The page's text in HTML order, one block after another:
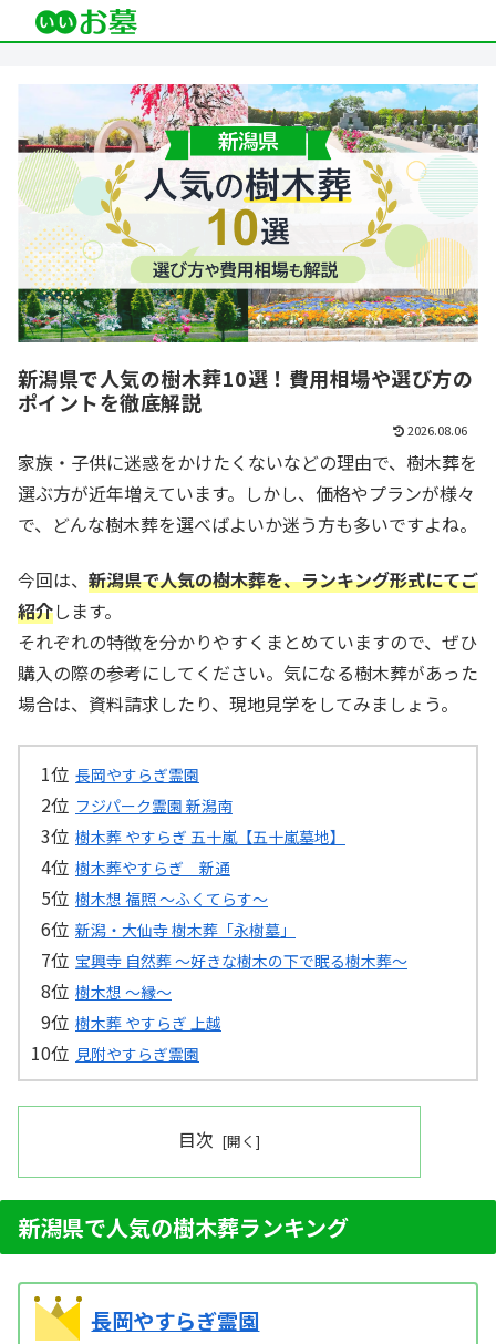
新潟県で人気の樹木葬10選！費用相場や選び方の
ポイントを徹底解説
2026.08.06
家族・子供に迷惑をかけたくないなどの理由で、樹木葬を
選ぶ方が近年増えています。しかし、価格やプランが様々
で、どんな樹木葬を選べばよいか迷う方も多いですよね。
今回は、 新潟県で人気の樹木葬を、ランキング形式にてご
紹介します。
それぞれの特徴を分かりやすくまとめていますので、ぜひ
購入の際の参考にしてください。気になる樹木葬があった
場合は、資料請求したり、現地見学をしてみましょう。
長岡やすらぎ霊園
フジパーク霊園 新潟南
樹木葬 やすらぎ 五十嵐【五十嵐墓地】
樹木葬やすらぎ 新通
樹木想 福照 ～ふくてらす～
新潟・大仙寺 樹木葬「永樹墓」
宝興寺 自然葬 ～好きな樹木の下で眠る樹木葬～
樹木想 〜縁〜
樹木葬 やすらぎ 上越
見附やすらぎ霊園
目次
新潟県で人気の樹木葬ランキング
長岡やすらぎ霊園